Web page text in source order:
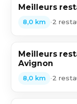
Meilleurs
8,0 km •2
Meilleurs
Avignon
8,0 km •2